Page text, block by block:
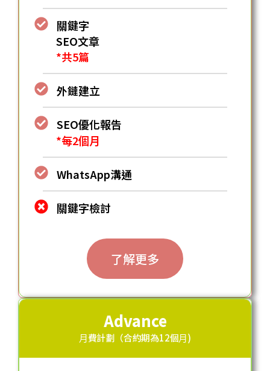
關鍵字
SEO⽂章
*共5篇
外鏈建立
SEO優化報告
*每2個月
WhatsApp溝通
關鍵字檢討
了解更多
Advance
⽉費計劃（合約期為12個⽉)